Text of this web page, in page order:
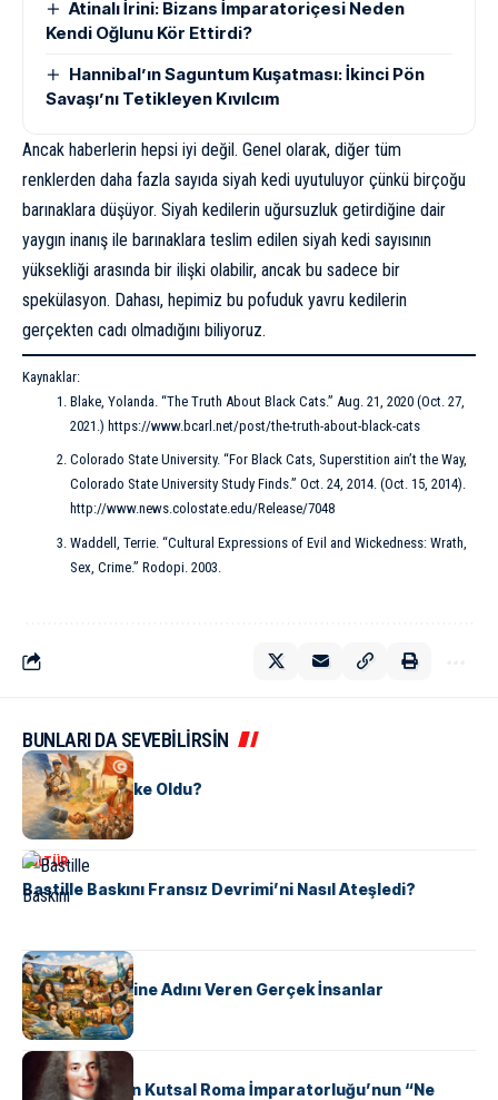
Atinalı İrini: Bizans İmparatoriçesi Neden
Kendi Oğlunu Kör Ettirdi?
Hannibal’ın Saguntum Kuşatması: İkinci Pön
Savaşı’nı Tetikleyen Kıvılcım
Ancak haberlerin hepsi iyi değil. Genel olarak, diğer tüm
renklerden daha fazla sayıda siyah kedi uyutuluyor çünkü birçoğu
barınaklara düşüyor. Siyah kedilerin uğursuzluk getirdiğine dair
yaygın inanış ile barınaklara teslim edilen siyah kedi sayısının
yüksekliği arasında bir ilişki olabilir, ancak bu sadece bir
spekülasyon. Dahası, hepimiz bu pofuduk yavru kedilerin
gerçekten cadı olmadığını biliyoruz.
Kaynaklar:
Blake, Yolanda. “The Truth About Black Cats.” Aug. 21, 2020 (Oct. 27,
2021.) https://www.bcarl.net/post/the-truth-about-black-cats
Colorado State University. “For Black Cats, Superstition ain’t the Way,
Colorado State University Study Finds.” Oct. 24, 2014. (Oct. 15, 2014).
http://www.news.colostate.edu/Release/7048
Waddell, Terrie. “Cultural Expressions of Evil and Wickedness: Wrath,
Sex, Crime.” Rodopi. 2003.
BUNLARI DA SEVEBİLİRSİN
KÜLTÜR
Tunus Nasıl Ülke Oldu?
KÜLTÜR
Bastille Baskını Fransız Devrimi’ni Nasıl Ateşledi?
KÜLTÜR
ABD Eyaletlerine Adını Veren Gerçek İnsanlar
KÜLTÜR
Voltaire Neden Kutsal Roma İmparatorluğu’nun “Ne